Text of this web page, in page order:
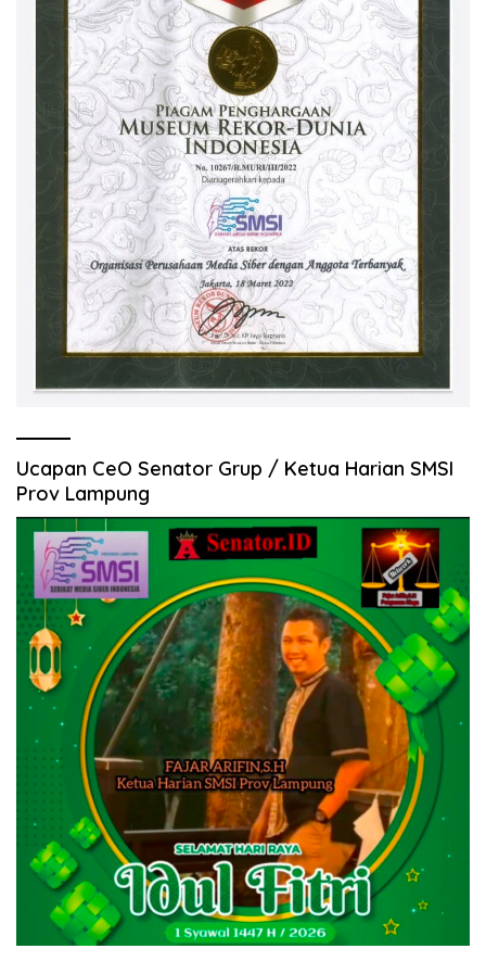
Ucapan CeO Senator Grup / Ketua Harian SMSI
Prov Lampung